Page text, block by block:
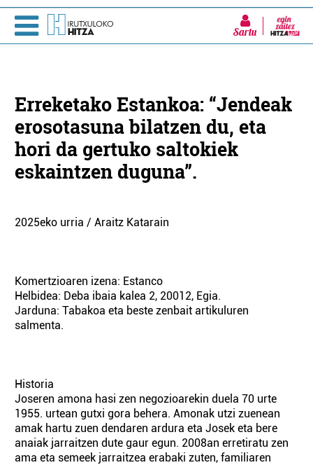
Sartu
Erreketako Estankoa: “Jendeak
erosotasuna bilatzen du, eta
hori da gertuko saltokiek
eskaintzen duguna”.
2025eko urria / Araitz Katarain
Komertzioaren izena: Estanco
Helbidea: Deba ibaia kalea 2, 20012, Egia.
Jarduna: Tabakoa eta beste zenbait artikuluren
salmenta.
Historia
Joseren amona hasi zen negozioarekin duela 70 urte
1955. urtean gutxi gora behera. Amonak utzi zuenean
amak hartu zuen dendaren ardura eta Josek eta bere
anaiak jarraitzen dute gaur egun. 2008an erretiratu zen
ama eta semeek jarraitzea erabaki zuten, familiaren